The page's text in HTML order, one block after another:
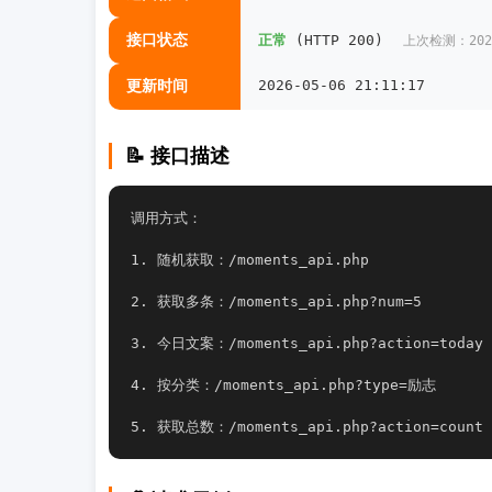
接口状态 正常 (HTTP 200) 上次检测：
更新时间 2026-05-06 21:11:17
📝 接口描述
调用方式：
1. 随机获取：/moments_api.php
2. 获取多条：/moments_api.php?num=5
3. 今日文案：/moments_api.php?action=today
4. 按分类：/moments_api.php?type=励志
5. 获取总数：/moments_api.php?action=count